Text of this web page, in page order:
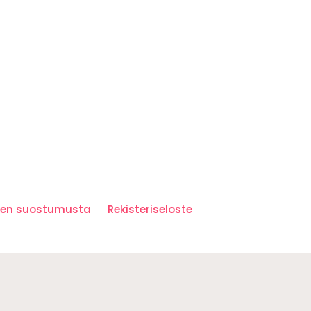
suostumusta Rekisteriseloste